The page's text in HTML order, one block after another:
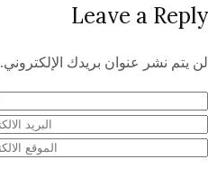
Leave a Reply
لن يتم نشر عنوان بريدك الإلكتروني.